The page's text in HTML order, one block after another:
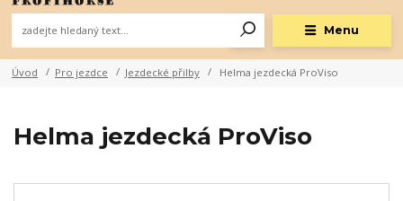
Menu
Úvod Pro jezdce Jezdecké přilby Helma jezdecká ProViso
Helma jezdecká ProViso